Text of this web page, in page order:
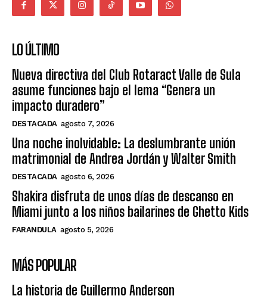
LO ÚLTIMO
Nueva directiva del Club Rotaract Valle de Sula
asume funciones bajo el lema “Genera un
impacto duradero”
DESTACADA agosto 7, 2026
Una noche inolvidable: La deslumbrante unión
matrimonial de Andrea Jordán y Walter Smith
DESTACADA agosto 6, 2026
Shakira disfruta de unos días de descanso en
Miami junto a los niños bailarines de Ghetto Kids
FARANDULA agosto 5, 2026
MÁS POPULAR
La historia de Guillermo Anderson